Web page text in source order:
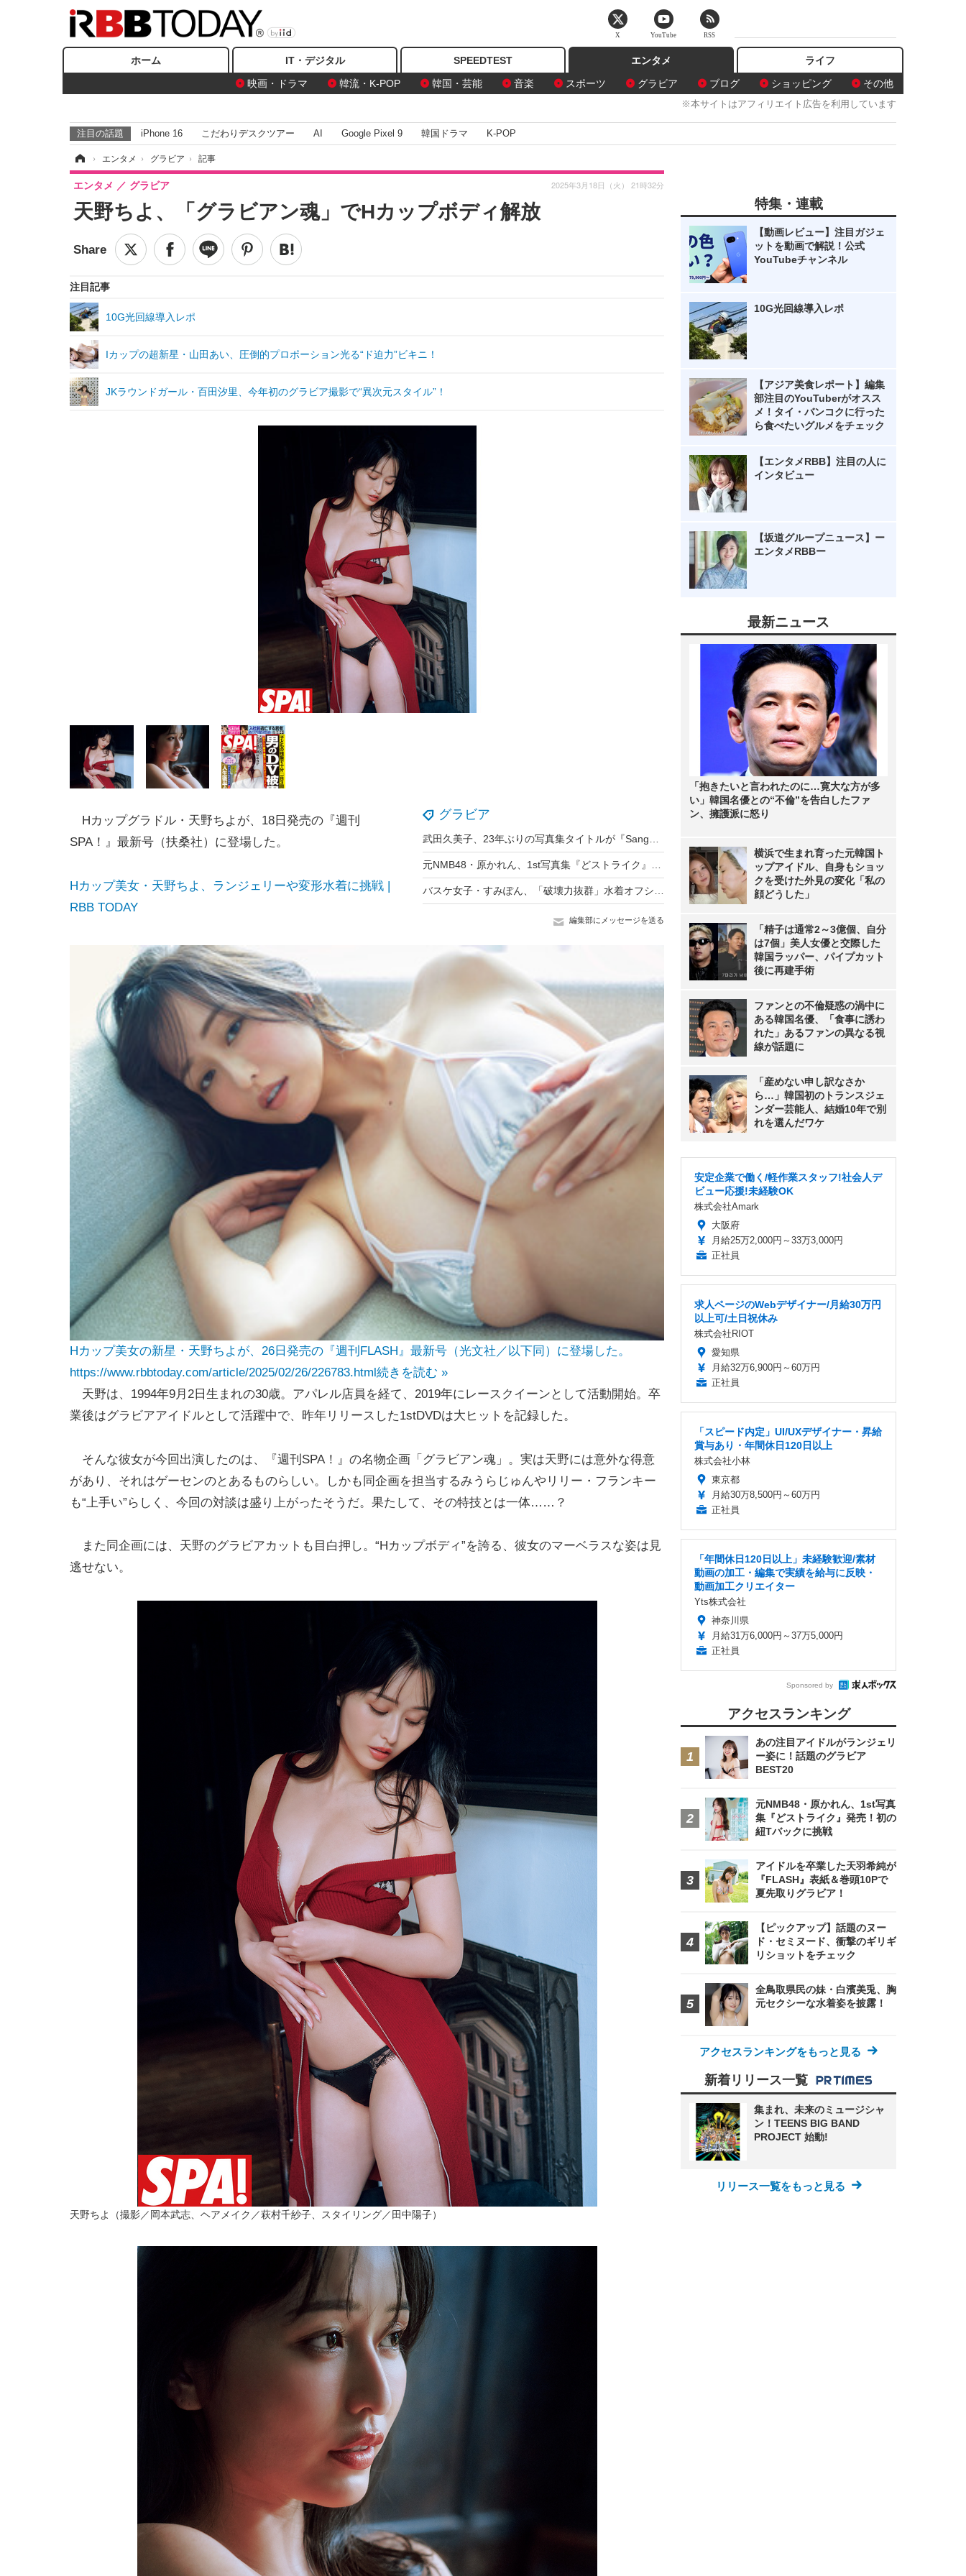
ホーム IT・デジタル SPEEDTEST
エンタメ
映画・ドラマ
韓流・K-POP 韓国・芸能 音楽 スポーツ グラビア ブログ ショッピング その他
ライフ
※本サイトはアフィリエイト広告を利用しています
注目の話題 iPhone 16 こだわりデスクツアー AI Google Pixel 9 韓国ドラマ K-POP
› エンタメ › グラビア › 記事
天野ちよ、「グラビアン魂」でHカップボディ解放
エンタメ グラビア 2025年3月18日（火） 21時32分
注目記事
10G光回線導入レポ
Iカップの超新星・山田あい、圧倒的プロポーション光る“ド迫力”ビキニ！
JKラウンドガール・百田汐里、今年初のグラビア撮影で“異次元スタイル”！
グラビア
編集部にメッセージを送る
Hカップグラドル・天野ちよが、18日発売の『週刊
SPA！』最新号（扶桑社）に登場した。
Hカップ美女・天野ちよ、ランジェリーや変形水着に挑戦 |
RBB TODAY
Hカップ美女の新星・天野ちよが、26日発売の『週刊FLASH』最新号（光文社／以下同）に登場した。
https://www.rbbtoday.com/article/2025/02/26/226783.html続きを読む »
天野は、1994年9月2日生まれの30歳。アパレル店員を経て、2019年にレースクイーンとして活動開始。卒
業後はグラビアアイドルとして活躍中で、昨年リリースした1stDVDは大ヒットを記録した。
そんな彼女が今回出演したのは、『週刊SPA！』の名物企画「グラビアン魂」。実は天野には意外な得意
があり、それはゲーセンのとあるものらしい。しかも同企画を担当するみうらじゅんやリリー・フランキー
も“上手い”らしく、今回の対談は盛り上がったそうだ。果たして、その特技とは一体……？
また同企画には、天野のグラビアカットも目白押し。“Hカップボディ”を誇る、彼女のマーベラスな姿は見
逃せない。
天野ちよ（撮影／岡本武志、ヘアメイク／萩村千紗子、スタイリング／田中陽子）
特集・連載
【動画レビュー】注目ガジェ
ットを動画で解説！公式
YouTubeチャンネル
10G光回線導入レポ
【アジア美食レポート】編集
部注目のYouTuberがオスス
メ！タイ・バンコクに行った
ら食べたいグルメをチェック
【エンタメRBB】注目の人に
インタビュー
【坂道グループニュース】ー
エンタメRBBー
最新ニュース
「抱きたいと言われたのに…寛大な方が多
い」韓国名優との“不倫”を告白したファ
ン、擁護派に怒り
横浜で生まれ育った元韓国ト
ップアイドル、自身もショッ
クを受けた外見の変化「私の
顔どうした」
「精子は通常2～3億個、自分
は7個」美人女優と交際した
韓国ラッパー、パイプカット
後に再建手術
ファンとの不倫疑惑の渦中に
ある韓国名優、「食事に誘わ
れた」あるファンの異なる視
線が話題に
「産めない申し訳なさか
ら…」韓国初のトランスジェ
ンダー芸能人、結婚10年で別
れを選んだワケ
安定企業で働く/軽作業スタッフ!社会人デ
ビュー応援!未経験OK
株式会社Amark
大阪府
月給25万2,000円～33万3,000円
正社員
求人ページのWebデザイナー/月給30万円
以上可/土日祝休み
株式会社RIOT
愛知県
月給32万6,900円～60万円
正社員
「スピード内定」UI/UXデザイナー・昇給
賞与あり・年間休日120日以上
株式会社小林
東京都
月給30万8,500円～60万円
正社員
「年間休日120日以上」未経験歓迎/素材
動画の加工・編集で実績を給与に反映・
動画加工クリエイター
Yts株式会社
神奈川県
月給31万6,000円～37万5,000円
正社員
Sponsored by
アクセスランキング
あの注目アイドルがランジェリ
ー姿に！話題のグラビア
BEST20
元NMB48・原かれん、1st写真
集『どストライク』発売！初の
紐Tバックに挑戦
アイドルを卒業した天羽希純が
『FLASH』表紙＆巻頭10Pで
夏先取りグラビア！
【ピックアップ】話題のヌー
ド・セミヌード、衝撃のギリギ
リショットをチェック
全鳥取県民の妹・白濱美兎、胸
元セクシーな水着姿を披露！
アクセスランキングをもっと見る
新着リリース一覧
集まれ、未来のミュージシャ
ン！TEENS BIG BAND
PROJECT 始動!
リリース一覧をもっと見る
X YouTube RSS